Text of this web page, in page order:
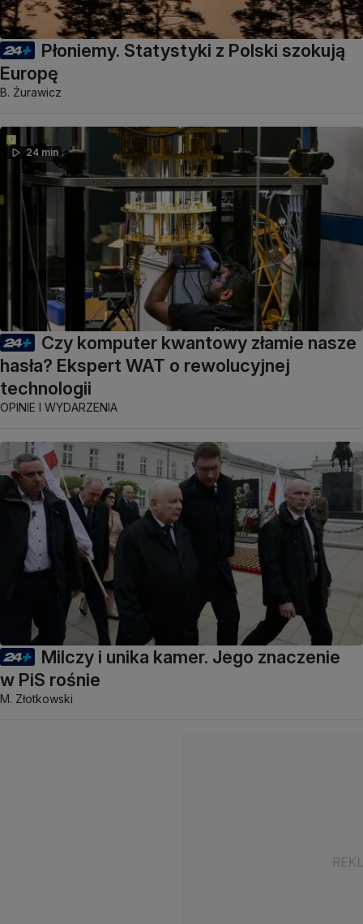
Płoniemy. Statystyki z Polski szokują
Europę
B. Żurawicz
24 min
Czy komputer kwantowy złamie nasze
hasła? Ekspert WAT o rewolucyjnej
technologii
OPINIE I WYDARZENIA
Milczy i unika kamer. Jego znaczenie
w PiS rośnie
M. Złotkowski